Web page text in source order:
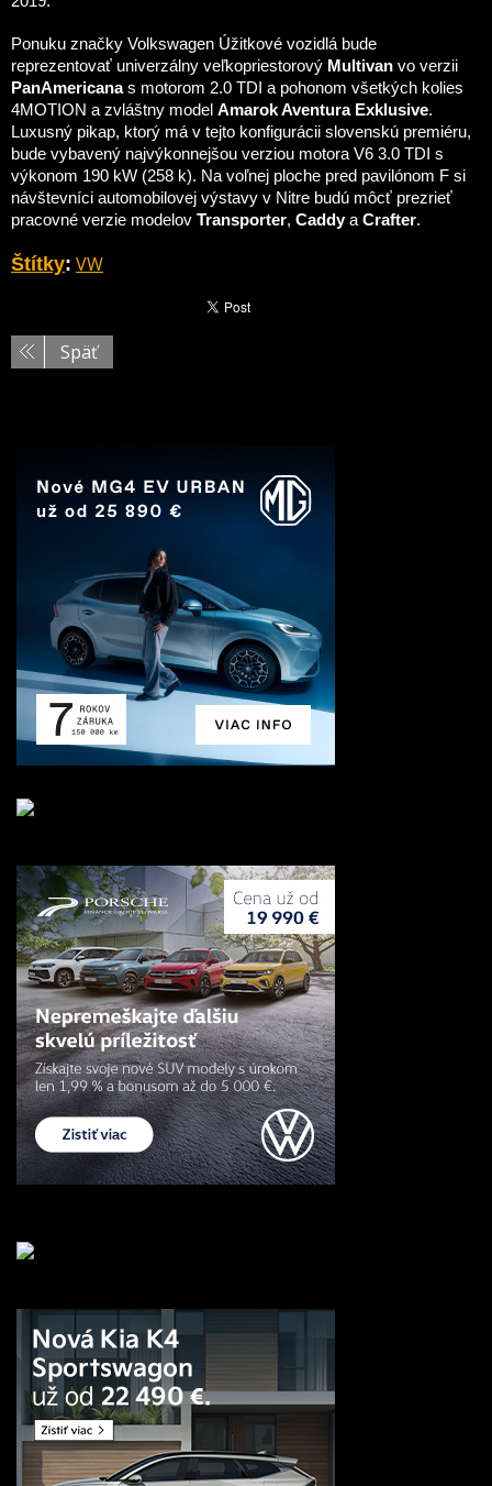
Ponuku značky Volkswagen Úžitkové vozidlá bude
reprezentovať univerzálny veľkopriestorový Multivan vo verzii
PanAmericanas motorom 2.0 TDI a pohonom všetkých kolies
4MOTION a zvláštny model Amarok Aventura Exklusive.
Luxusný pikap, ktorý má v tejto konfigurácii slovenskú premiéru,
bude vybavený najvýkonnejšou verziou motora V6 3.0 TDI s
výkonom 190 kW (258 k). Na voľnej ploche pred pavilónom F si
návštevníci automobilovej výstavy v Nitre budú môcť prezrieť
pracovné verzie modelov Transporter, CaddyaCrafter.
Štítky: VW
Späť